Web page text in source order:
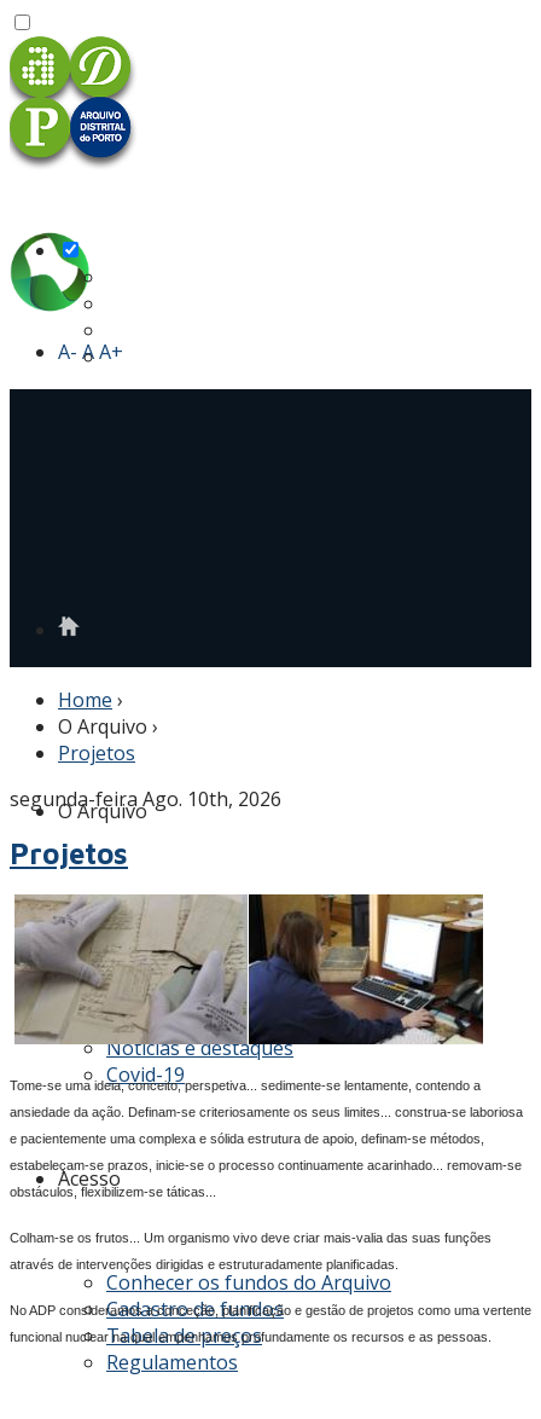
A- AA+
O Arquivo
História
Atribuições e visão
Grupos de Arquivos
Projetos
Atos / instrumentos de gestão
Notícias e destaques
Covid-19
Acesso
Conhecer os fundos do Arquivo
Cadastro de fundos
Tabela de preços
Regulamentos
Home ›
O Arquivo ›
Projetos
segunda-feira Ago. 10th, 2026
Projetos
Tome-se uma ideia, conceito, perspetiva... sedimente-se lentamente, contendo a
ansiedade da ação. Definam-se criteriosamente os seus limites... construa-se laboriosa
e pacientemente uma complexa e sólida estrutura de apoio, definam-se métodos,
estabeleçam-se prazos, inicie-se o processo continuamente acarinhado... removam-se
obstáculos, flexibilizem-se táticas...
Colham-se os frutos... Um organismo vivo deve criar mais-valia das suas funções
através de intervenções dirigidas e estruturadamente planificadas.
No ADP consideramos a conceção, planificação e gestão de projetos como uma vertente
funcional nuclear na qual empenhamos profundamente os recursos e as pessoas.